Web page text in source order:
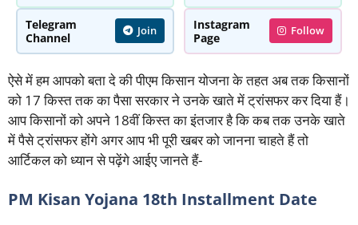
Telegram
Channel
Join
Instagram
Page
Follow
ऐसे में हम आपको बता दे की पीएम किसान योजना के तहत अब तक किसानों
को 17 किस्त तक का पैसा सरकार ने उनके खाते में ट्रांसफर कर दिया हैं।
आप किसानों को अपने 18वीं किस्त का इंतजार है कि कब तक उनके खाते
में पैसे ट्रांसफर होंगे अगर आप भी पूरी खबर को जानना चाहते हैं तो
आर्टिकल को ध्यान से पढ़ेंगे आईए जानते हैं-
PM Kisan Yojana 18th Installment Date